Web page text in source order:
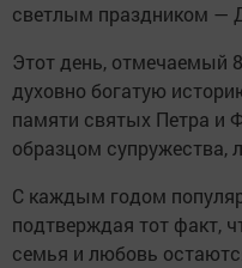
светлым праздником —
Этот день, отмечаемый
духовно богатую
памяти святых Петра и
образцом супружества,
С каждым годом
подтверждая тот факт,
семья и любовь